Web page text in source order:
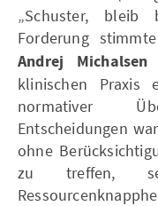
„Schuster, bleib
Forderung
Andrej
klinischen Praxis
normativer
Entscheidungen
ohne
zu treffen,